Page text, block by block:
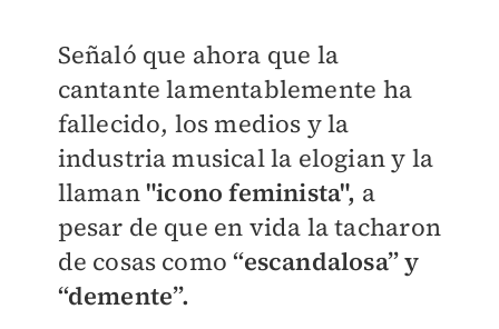
Señaló que ahora que la
cantante lamentablemente ha
fallecido, los medios y la
industria musical la elogian y la
llaman"icono feminista", a
pesar de que en vida la tacharon
de cosas como“escandalosa” y
“demente”.